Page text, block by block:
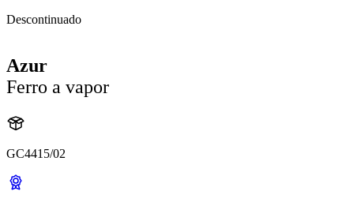
Descontinuado
Azur
Ferro a vapor
GC4415/02